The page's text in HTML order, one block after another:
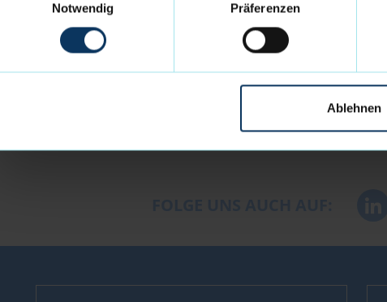
Notwendig
Präferenzen
Ablehnen
Durch Absenden der von Dir eingegebenen Daten willigst Du in die
Datenverarbeitung ein und bestätigst unsere Datenschutzerklärung.